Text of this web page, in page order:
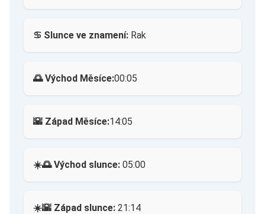
♋ Slunce ve znamení: Rak
🌅 Východ Měsíce:00:05
🌇 Západ Měsíce:14:05
☀️🌅 Východ slunce: 05:00
☀️🌇 Západ slunce: 21:14